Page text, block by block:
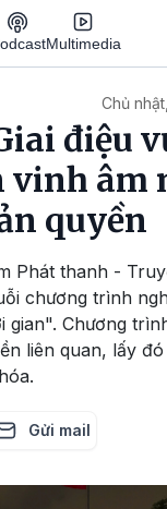
Multimedia
Chủ
điệu
vinh âm
quyền
Phát thanh -
chương trình
gian". Chương
liên quan, lấy
Gửi mail